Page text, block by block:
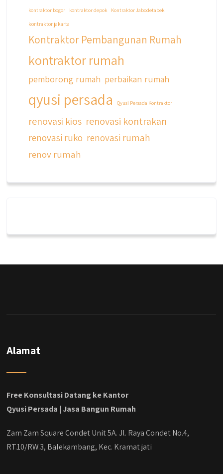
kontraktor bogor kontraktor depok
Kontraktor Jabodetabek
kontraktor jakarta
Kontraktor Pembangunan Rumah
kontraktor rumah
pemborong rumah perbaikan rumah
qyusi persada Qyusi Persada Kontraktor
renovasi kios renovasi kontrakan
renovasi ruko renovasi rumah
renov rumah
Alamat
Free Konsultasi Datang ke Kantor
Qyusi Persada | Jasa Bangun Rumah
Zam Zam Square Condet Unit 5A. Jl. Raya Condet No.4,
RT.10/RW.3, Balekambang, Kec. Kramat jati